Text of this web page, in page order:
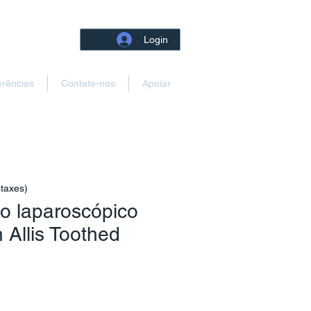
Login
Contate-nos Apoiar
laparoscópico
Allis Toothed